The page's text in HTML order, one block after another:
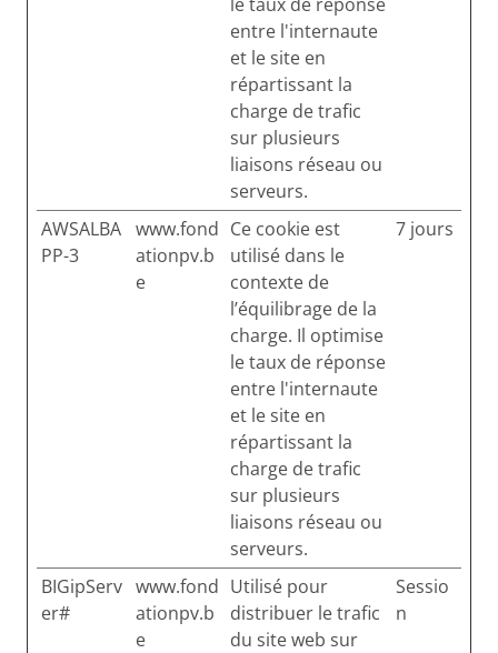
entre l'internaute
et le site en
répartissant la
charge de trafic
sur plusieurs
liaisons réseau ou
serveurs.
AWSALBA
PP-3
www.fond
ationpv.b
e
Ce cookie est
utilisé dans le
contexte de
l’équilibrage de la
charge. Il optimise
le taux de réponse
entre l'internaute
et le site en
répartissant la
charge de trafic
sur plusieurs
liaisons réseau ou
serveurs.
7 jours
BIGipServ
er#
www.fond
ationpv.b
e
Utilisé pour
distribuer le trafic
du site web sur
Sessio
n